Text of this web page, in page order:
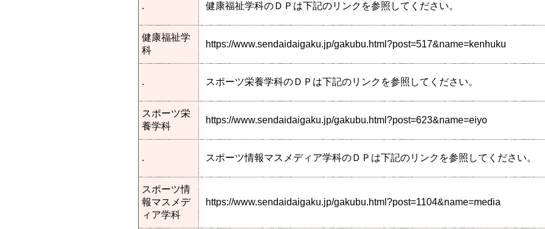
. 健康福祉学科のＤＰは下記のリンクを参照してください。
健康福祉学
科
https://www.sendaidaigaku.jp/gakubu.html?post=517&name=kenhuku
. スポーツ栄養学科のＤＰは下記のリンクを参照してください。
スポーツ栄
養学科
https://www.sendaidaigaku.jp/gakubu.html?post=623&name=eiyo
. スポーツ情報マスメディア学科のＤＰは下記のリンクを参照してください。
スポーツ情
報マスメデ
ィア学科
https://www.sendaidaigaku.jp/gakubu.html?post=1104&name=media